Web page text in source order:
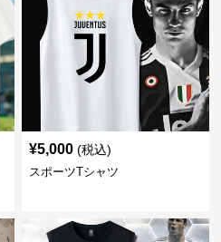
¥5,000 (税込)
スポーツTシャツ